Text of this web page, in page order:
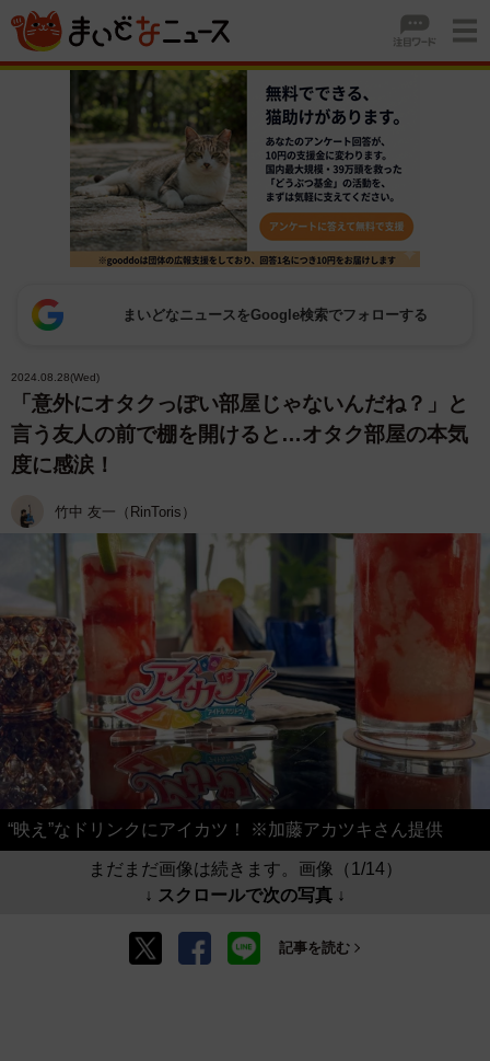
まいどなニュースをGoogle検索でフォローする
2024.08.28(Wed)
「意外にオタクっぽい部屋じゃないんだね？」と
言う友人の前で棚を開けると…オタク部屋の本気
度に感涙！
竹中 友一（RinToris）
“映え”なドリンクにアイカツ！ ※加藤アカツキさん提供
まだまだ画像は続きます。画像（1/14）
↓ スクロールで次の写真 ↓
記事を読む